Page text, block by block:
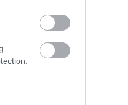
crowdfunding
János
csapatépítés
Köztársaság
csepegtető öntözés
csúcstechnológia
daganatos
DAMO Academy